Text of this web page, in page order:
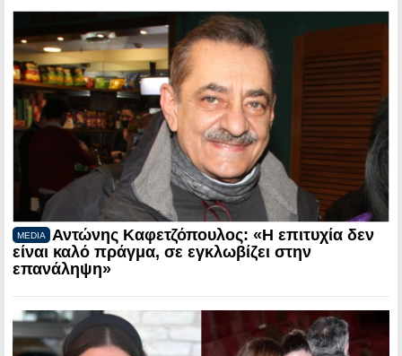
MEDIA
Αντώνης Καφετζόπουλος: «Η επιτυχία δεν
είναι καλό πράγμα, σε εγκλωβίζει στην
επανάληψη»